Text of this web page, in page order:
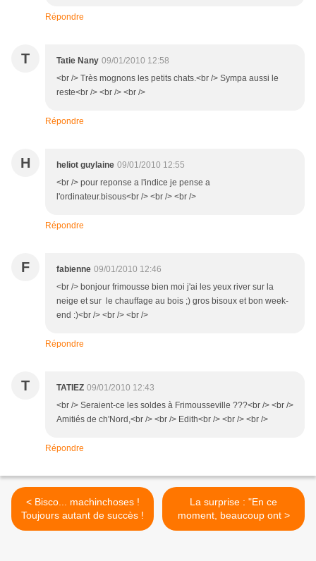
Répondre
T Tatie Nany 09/01/2010 12:58
<br /> Très mognons les petits chats.<br /> Sympa aussi le
reste<br /> <br /> <br />
Répondre
H heliot guylaine 09/01/2010 12:55
<br /> pour reponse a l'indice je pense a
l'ordinateur.bisous<br /> <br /> <br />
Répondre
F fabienne 09/01/2010 12:46
<br /> bonjour frimousse bien moi j'ai les yeux river sur la
neige et sur le chauffage au bois ;) gros bisoux et bon week-
end :)<br /> <br /> <br />
Répondre
T TATIEZ 09/01/2010 12:43
<br /> Seraient-ce les soldes à Frimousseville ???<br /> <br />
Amitiés de ch'Nord,<br /> <br /> Edith<br /> <br /> <br />
Répondre
< Bisco... machinchoses !
Toujours autant de succès !
La surprise : "En ce
moment, beaucoup ont >